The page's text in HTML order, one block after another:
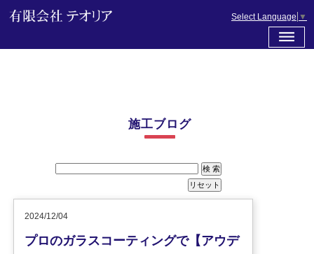
Select Language ▼
施工ブログ
2024/12/04
プロのガラスコーティングで【アウデ